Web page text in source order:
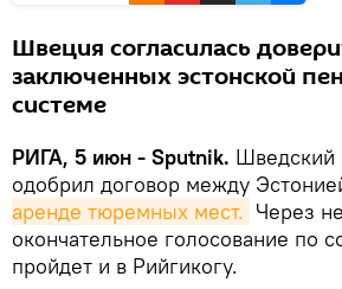
Швеция согласилась
заключенных эстонской
системе
РИГА, 5 июн - Sputnik. Шведский
одобрил договор между
аренде тюремных мест. Через
окончательное голосование по
пройдет и в Рийгикогу.